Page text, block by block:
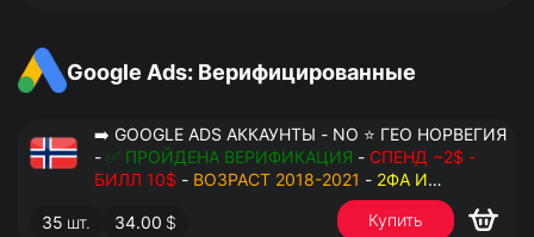
Google Ads: Верифицированные
➡️ GOOGLE ADS АККАУНТЫ - NO ⭐ ГЕО НОРВЕГИЯ
- ✅ ПРОЙДЕНА ВЕРИФИКАЦИЯ - СПЕНД ~2$ -
БИЛЛ 10$ - ВОЗРАСТ 2018-2021 - 2ФА И
- РУЧНОЙ ФАРМ - РЕЗЕРВНАЯ
ПОЧТА С ДОСТУПОМ - ПЕРЕДАЧА В OCTO
35 шт. 34.00 $ Купить